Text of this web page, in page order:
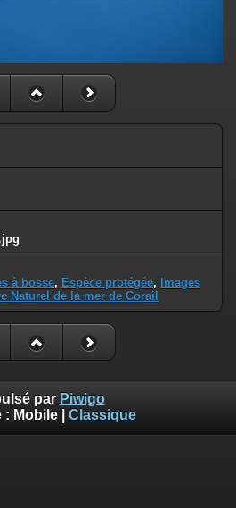
à bosse, Espèce protégée,
Images
Naturel de la mer de Corail
par Piwigo
: Mobile Classique